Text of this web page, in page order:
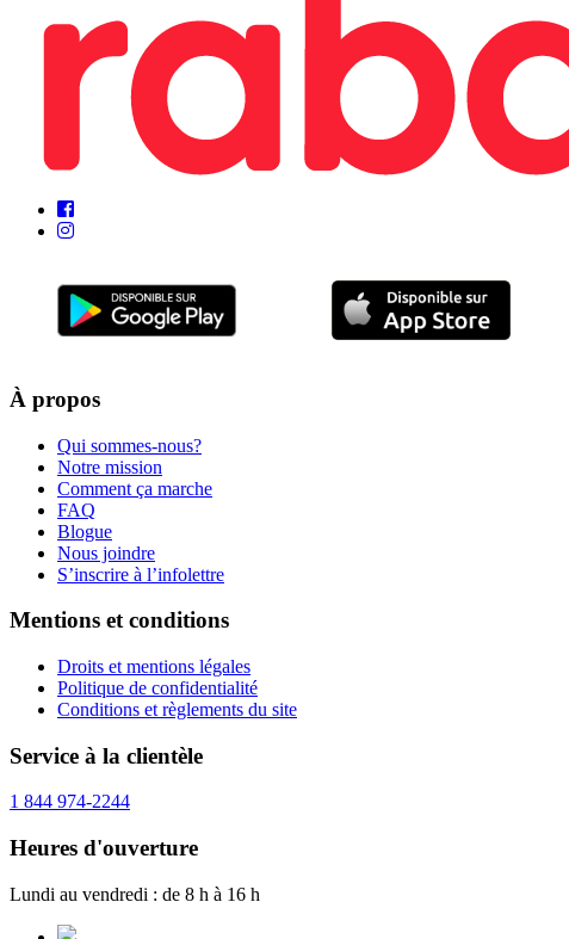
À propos
Qui sommes-nous?
Notre mission
Comment ça marche
FAQ
Blogue
Nous joindre
S’inscrire à l’infolettre
Mentions et conditions
Droits et mentions légales
Politique de confidentialité
Conditions et règlements du site
Service à la clientèle
1 844 974-2244
Heures d'ouverture
Lundi au vendredi : de 8 h à 16 h